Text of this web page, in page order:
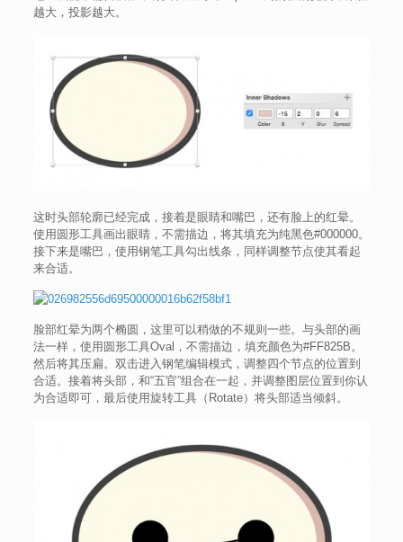
越大，投影越大。
这时头部轮廓已经完成，接着是眼睛和嘴巴，还有脸上的红晕。
使用圆形工具画出眼睛，不需描边，将其填充为纯黑色#000000。
接下来是嘴巴，使用钢笔工具勾出线条，同样调整节点使其看起
来合适。
脸部红晕为两个椭圆，这里可以稍做的不规则一些。与头部的画
法一样，使用圆形工具Oval，不需描边，填充颜色为#FF825B。
然后将其压扁。双击进入钢笔编辑模式，调整四个节点的位置到
合适。接着将头部，和“五官”组合在一起，并调整图层位置到你认
为合适即可，最后使用旋转工具（Rotate）将头部适当倾斜。